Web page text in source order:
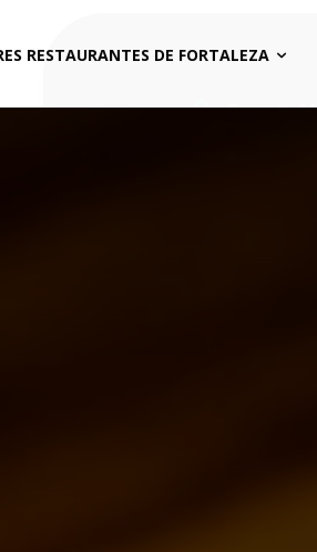
RESTAURANTES DE FORTALEZA